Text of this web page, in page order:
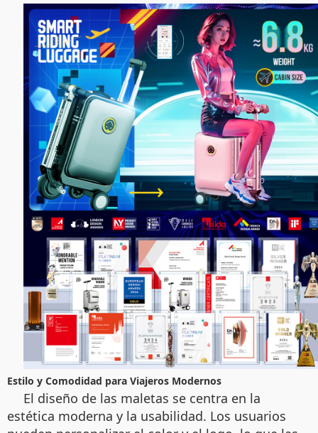
Estilo y Comodidad para Viajeros Modernos
El diseño de las maletas se centra en la
estética moderna y la usabilidad. Los usuarios